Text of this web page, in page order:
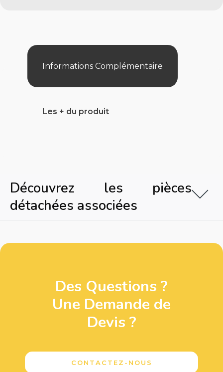
Pool
Vac
Pool
Navigator
Informations Complémentaire
Les + du produit
Découvrez les pièces
détachées associées
Des Questions ?
Une Demande de
Devis ?
CONTACTEZ-NOUS